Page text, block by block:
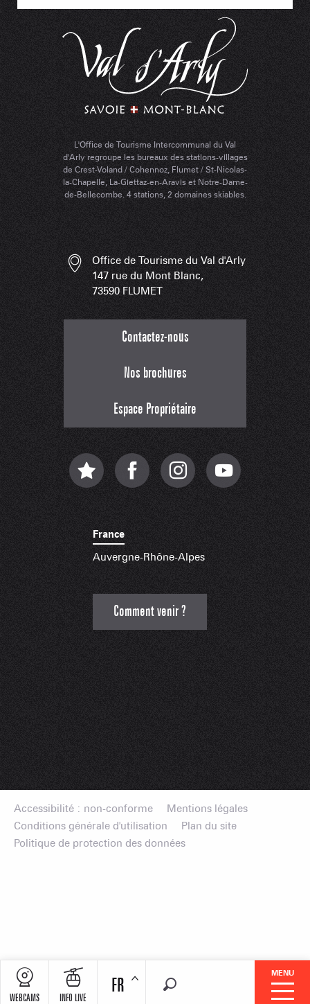
MENU
Recherche
FR
WEBCAMS INFO LIVE
L'Office de Tourisme Intercommunal du Val
d'Arly regroupe les bureaux des stations-villages
de Crest-Voland / Cohennoz, Flumet / St-Nicolas-
la-Chapelle, La-Giettaz-en-Aravis et Notre-Dame-
de-Bellecombe. 4 stations, 2 domaines skiables.
Office de Tourisme du Val d'Arly
147 rue du Mont Blanc,
73590 FLUMET
Contactez-nous
Nos brochures
Espace Propriétaire
France
Auvergne-Rhône-Alpes
Comment venir ?
Accessibilité : non-conforme
Mentions légales
Conditions générale d'utilisation
Plan du site
Politique de protection des données